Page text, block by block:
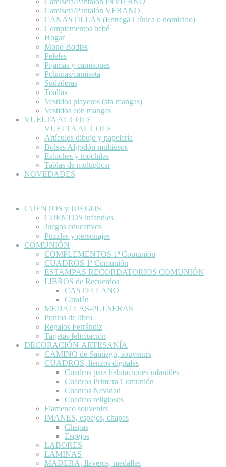
Camiseta/Pantalón VERANO
CANASTILLAS (Entrega Clínica o domicilio)
Complementos bebé
Hogar
Mono Bodies
Peleles
Pijamas y camisones
Polainas/camiseta
Sudaderas
Toallas
Vestidos playeros (sin mangas)
Vestidos con mangas
VUELTA AL COLE
VUELTA AL COLE
Artículos dibujo y papelería
Bolsas Algodón multiusos
Estuches y mochilas
Tablas de multiplicar
NOVEDADES
CUENTOS y JUEGOS
CUENTOS infantiles
Juegos educativos
Puzzles y personajes
COMUNIÓN
COMPLEMENTOS 1ª Comunión
CUADROS 1ª Comunión
ESTAMPAS RECORDATORIOS COMUNIÓN
LIBROS de Recuerdos
CASTELLANO
Catalán
MEDALLAS-PULSERAS
Puntos de libro
Regalos Ferrándiz
Tarjetas felicitación
DECORACIÓN-ARTESANÍA
CAMINO de Santiago, souvenirs
CUADROS, lienzos digitales
Cuadros para habitaciones infantiles
Cuadros Primera Comunión
Cuadros Navidad
Cuadros religiosos
Flamenco souvenirs
IMANES, espejos, chapas
Chapas
Espejos
LABORES
LÁMINAS
MADERA, llaveros, medallas